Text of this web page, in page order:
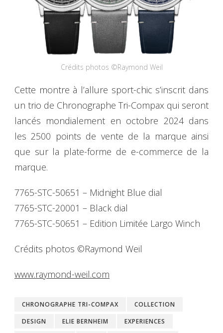
Crédits photos ©Raymond Weil
Cette montre à l’allure sport-chic s’inscrit dans
un trio de Chronographe Tri-Compax qui seront
lancés mondialement en octobre 2024 dans
les 2500 points de vente de la marque ainsi
que sur la plate-forme de e-commerce de la
marque.
7765-STC-50651 – Midnight Blue dial
7765-STC-20001 – Black dial
7765-STC-50651 – Edition Limitée Largo Winch
Crédits photos ©Raymond Weil
www.raymond-weil.com
CHRONOGRAPHE TRI-COMPAX
COLLECTION
DESIGN
ELIE BERNHEIM
EXPERIENCES